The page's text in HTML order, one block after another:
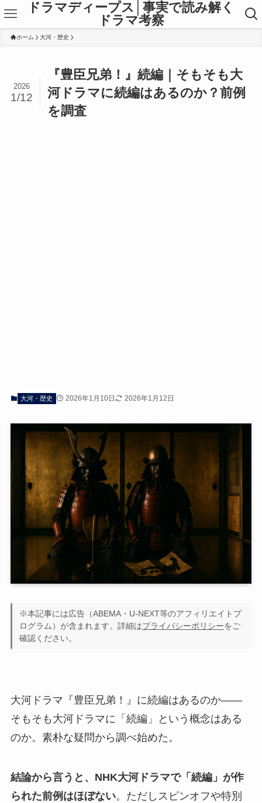
ドラマディープス│事実で読み解く
ドラマ考察
ホーム 大河・歴史
『豊臣兄弟！』続編｜そもそも大
河ドラマに続編はあるのか？前例
を調査
2026
1/12
大河・歴史 2026年1月10日 2026年1月12日
※本記事には広告（ABEMA・U-NEXT等のアフィリエイトプ
ログラム）が含まれます。詳細はプライバシーポリシーをご
確認ください。
大河ドラマ『豊臣兄弟！』に続編はあるのか——
そもそも大河ドラマに「続編」という概念はある
のか。素朴な疑問から調べ始めた。
結論から言うと、NHK大河ドラマで「続編」が作
られた前例はほぼない。ただしスピンオフや特別